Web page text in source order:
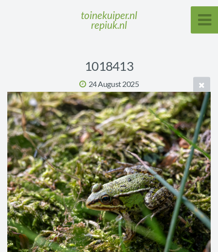
toinekuiper.nl
repiuk.nl
1018413
24 August 2025